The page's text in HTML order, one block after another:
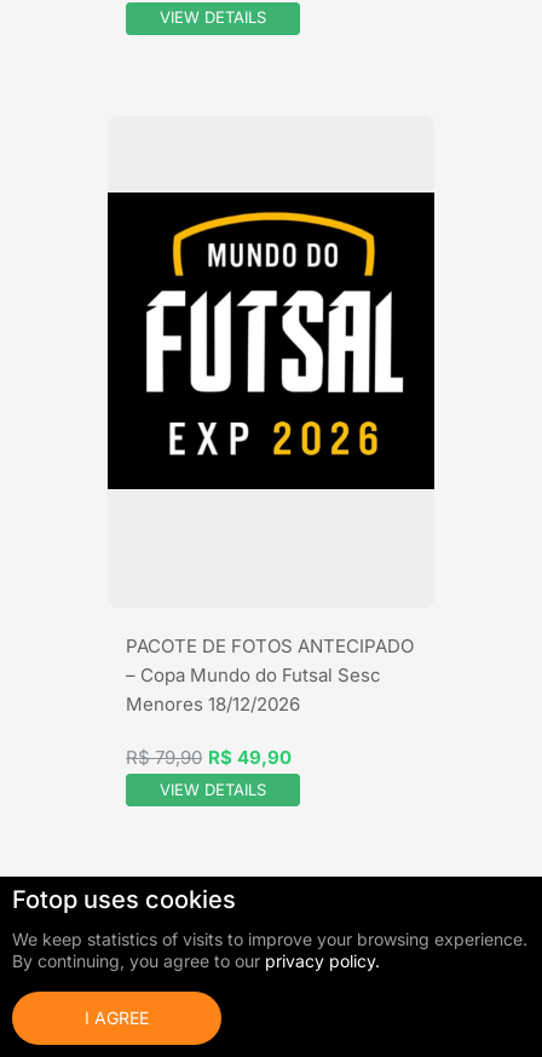
VIEW DETAILS
PACOTE DE FOTOS ANTECIPADO
– Copa Mundo do Futsal Sesc
Menores 18/12/2026
R$ 79,90 R$ 49,90
VIEW DETAILS
Fotop uses cookies
We keep statistics of visits to improve your browsing experience.
By continuing, you agree to our privacy policy.
I AGREE